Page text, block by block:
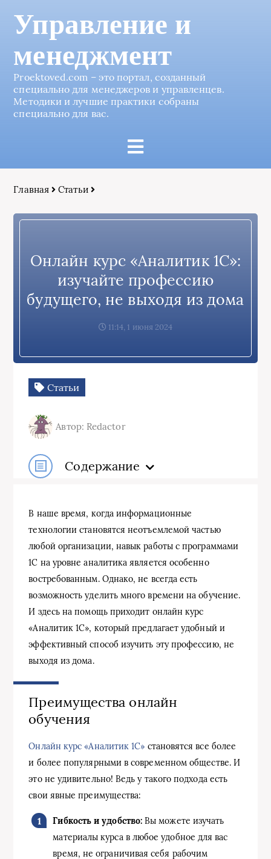
Управление и
менеджмент
Proektoved.com – это портал, созданный
специально для менеджеров и управленцев.
Методики и лучшие практики собраны
специально для вас.
Главная Статьи
Онлайн курс «Аналитик 1С»:
изучайте профессию
будущего, не выходя из дома
11:14, 1 июня 2024
Статьи
Автор: Redactor
Содержание
В наше время, когда информационные
технологии становятся неотъемлемой частью
любой организации, навык работы с программами
1С на уровне аналитика является особенно
востребованным. Однако, не всегда есть
возможность уделить много времени на обучение.
И здесь на помощь приходит онлайн курс
«Аналитик 1С», который предлагает удобный и
эффективный способ изучить эту профессию, не
выходя из дома.
Преимущества онлайн
обучения
Онлайн курс «Аналитик 1С» становятся все более
и более популярными в современном обществе. И
это не удивительно! Ведь у такого подхода есть
свои явные преимущества:
Гибкость и удобство: Вы можете изучать
материалы курса в любое удобное для вас
время, не ограничивая себя рабочим